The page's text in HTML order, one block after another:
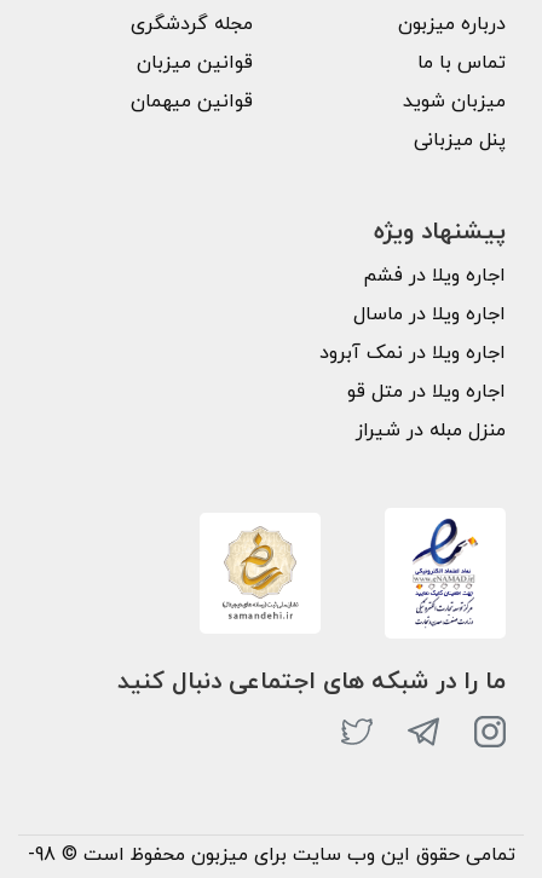
درباره میزبون
تماس با ما
میزبان شوید
پنل میزبانی
مجله گردشگری
قوانین میزبان
قوانین میهمان
پیشنهاد ویژه
اجاره ویلا در فشم
اجاره ویلا در ماسال
اجاره ویلا در نمک آبرود
اجاره ویلا در متل قو
منزل مبله در شیراز
ما را در شبکه های اجتماعی دنبال کنید
تمامی حقوق این وب سایت برای میزبون محفوظ است © 98-